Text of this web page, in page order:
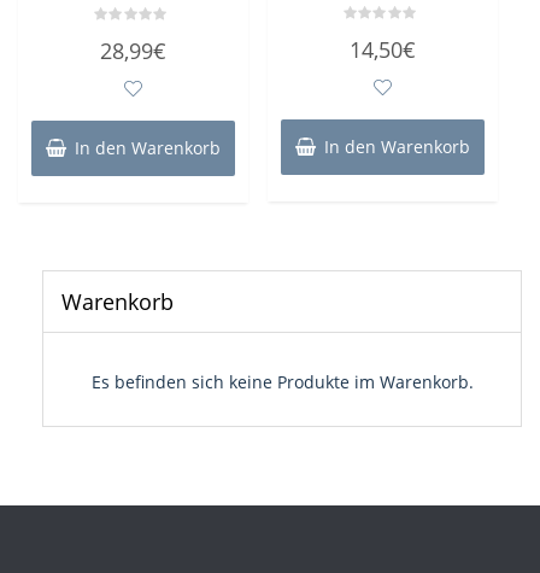
mit
28,99€
In den Warenkorb
mit
14,50€
In den Warenkorb
Warenkorb
Es befinden sich keine Produkte im Warenkorb.